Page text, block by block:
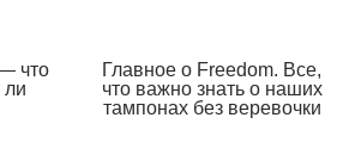
что
ли
Главное о Freedom. Все,
что важно знать о наших
тампонах без веревочки